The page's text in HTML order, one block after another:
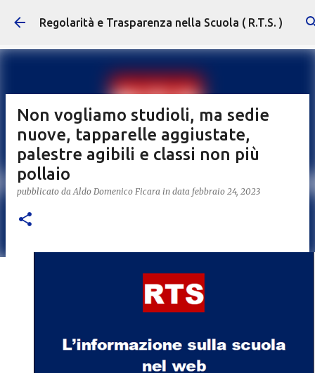
Passa ai contenuti principali
Regolarità e Trasparenza nella Scuola ( R.T.S. )
Non vogliamo studioli, ma sedie
nuove, tapparelle aggiustate,
palestre agibili e classi non più
pollaio
pubblicato daAldo Domenico Ficara in data febbraio 24, 2023